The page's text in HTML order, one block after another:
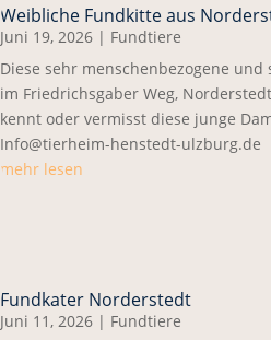
Weibliche Fundkitte aus
Juni 19, 2026 | Fundtiere
Diese sehr menschenbezogene und
im Friedrichsgaber Weg,
kennt oder vermisst diese junge
Info@tierheim-henstedt-ulzburg.de
mehr lesen
Fundkater Norderstedt
Juni 11, 2026 | Fundtiere